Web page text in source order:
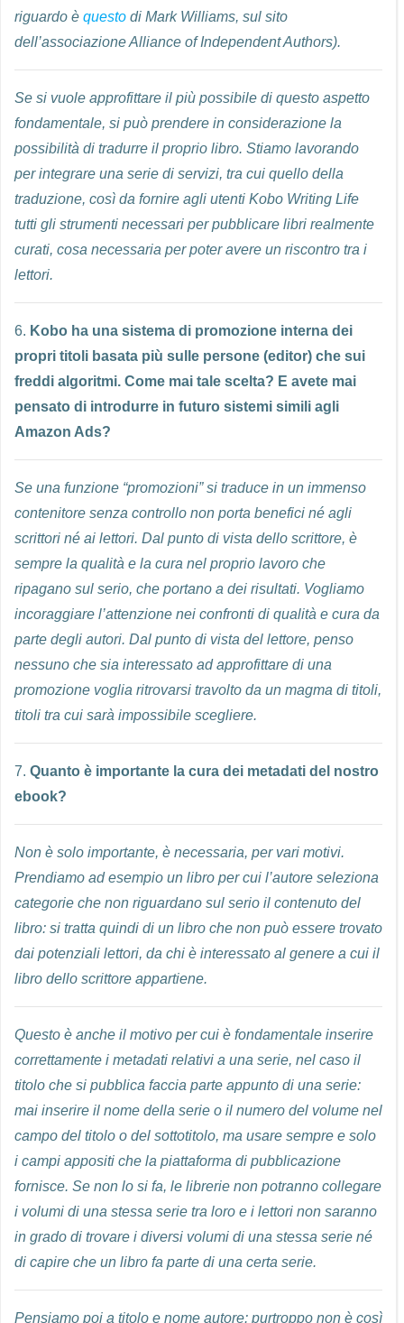
riguardo è questo di Mark Williams, sul sito
dell’associazione Alliance of Independent Authors).
Se si vuole approfittare il più possibile di questo aspetto
fondamentale, si può prendere in considerazione la
possibilità di tradurre il proprio libro. Stiamo lavorando
per integrare una serie di servizi, tra cui quello della
traduzione, così da fornire agli utenti Kobo Writing Life
tutti gli strumenti necessari per pubblicare libri realmente
curati, cosa necessaria per poter avere un riscontro tra i
lettori.
6. Kobo ha una sistema di promozione interna dei
propri titoli basata più sulle persone (editor) che sui
freddi algoritmi. Come mai tale scelta? E avete mai
pensato di introdurre in futuro sistemi simili agli
Amazon Ads?
Se una funzione “promozioni” si traduce in un immenso
contenitore senza controllo non porta benefici né agli
scrittori né ai lettori. Dal punto di vista dello scrittore, è
sempre la qualità e la cura nel proprio lavoro che
ripagano sul serio, che portano a dei risultati. Vogliamo
incoraggiare l’attenzione nei confronti di qualità e cura da
parte degli autori. Dal punto di vista del lettore, penso
nessuno che sia interessato ad approfittare di una
promozione voglia ritrovarsi travolto da un magma di titoli,
titoli tra cui sarà impossibile scegliere.
7. Quanto è importante la cura dei metadati del nostro
ebook?
Non è solo importante, è necessaria, per vari motivi.
Prendiamo ad esempio un libro per cui l’autore seleziona
categorie che non riguardano sul serio il contenuto del
libro: si tratta quindi di un libro che non può essere trovato
dai potenziali lettori, da chi è interessato al genere a cui il
libro dello scrittore appartiene.
Questo è anche il motivo per cui è fondamentale inserire
correttamente i metadati relativi a una serie, nel caso il
titolo che si pubblica faccia parte appunto di una serie:
mai inserire il nome della serie o il numero del volume nel
campo del titolo o del sottotitolo, ma usare sempre e solo
i campi appositi che la piattaforma di pubblicazione
fornisce. Se non lo si fa, le librerie non potranno collegare
i volumi di una stessa serie tra loro e i lettori non saranno
in grado di trovare i diversi volumi di una stessa serie né
di capire che un libro fa parte di una certa serie.
Pensiamo poi a titolo e nome autore: purtroppo non è così